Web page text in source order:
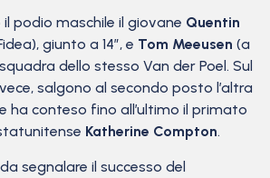
podio maschile il giovane Quentin
giunto a 14”, e Tom Meeusen (a
dello stesso Van der Poel. Sul
salgono al secondo posto l’altra
ha conteso fino all’ultimo il primato
Katherine Compton.
segnalare il successo del